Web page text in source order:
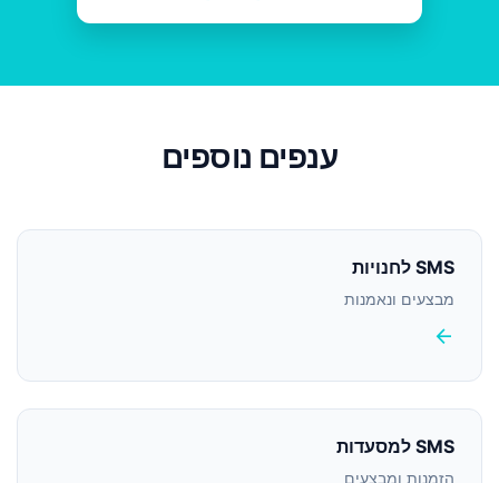
ענפים נוספים
SMS לחנויות
מבצעים ונאמנות
arrow_back
SMS למסעדות
הזמנות ומבצעים